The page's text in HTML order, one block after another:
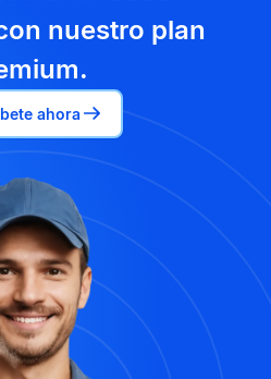
nuestro plan
ahora